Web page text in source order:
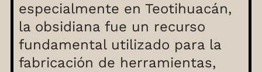
especialmente en Teotihuacán,
la obsidiana fue un recurso
fundamental utilizado para la
fabricación de herramientas,